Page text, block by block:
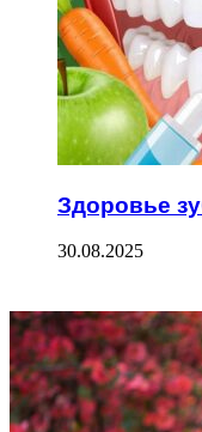
Здоровье
30.08.2025